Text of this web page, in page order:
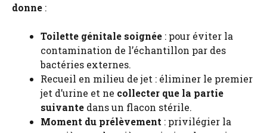
donne :
Toilette génitale soignée : pour éviter la
contamination de l’échantillon par des
bactéries externes.
Recueil en milieu de jet : éliminer le premier
jet d’urine et ne collecter que la partie
suivante dans un flacon stérile.
Moment du prélèvement : privilégier la